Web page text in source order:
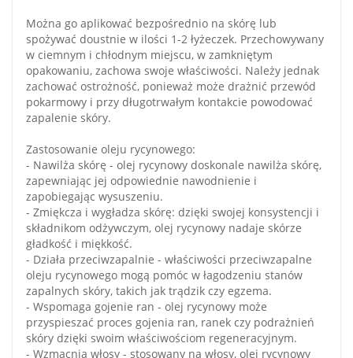
Można go aplikować bezpośrednio na skórę lub
spożywać doustnie w ilości 1-2 łyżeczek. Przechowywany
w ciemnym i chłodnym miejscu, w zamkniętym
opakowaniu, zachowa swoje właściwości. Należy jednak
zachować ostrożność, ponieważ może drażnić przewód
pokarmowy i przy długotrwałym kontakcie powodować
zapalenie skóry.
Zastosowanie oleju rycynowego:
- Nawilża skórę - olej rycynowy doskonale nawilża skórę,
zapewniając jej odpowiednie nawodnienie i
zapobiegając wysuszeniu.
- Zmiękcza i wygładza skórę: dzięki swojej konsystencji i
składnikom odżywczym, olej rycynowy nadaje skórze
gładkość i miękkość.
- Działa przeciwzapalnie - właściwości przeciwzapalne
oleju rycynowego mogą pomóc w łagodzeniu stanów
zapalnych skóry, takich jak trądzik czy egzema.
- Wspomaga gojenie ran - olej rycynowy może
przyspieszać proces gojenia ran, ranek czy podrażnień
skóry dzięki swoim właściwościom regeneracyjnym.
- Wzmacnia włosy - stosowany na włosy, olej rycynowy